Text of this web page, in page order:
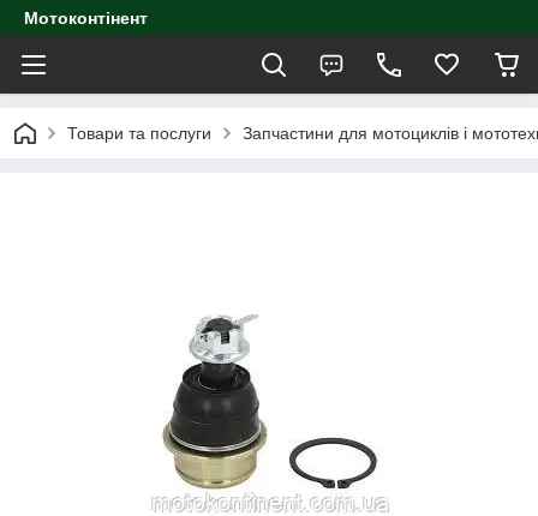
Мотоконтінент
Товари та послуги Запчастини для мотоциклів і